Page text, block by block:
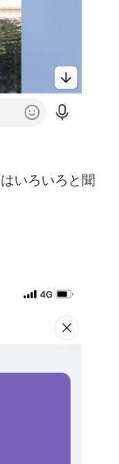
いろいろと聞